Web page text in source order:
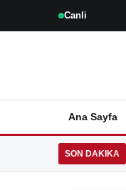
Canli
Ana Sayfa
SON DAKIKA